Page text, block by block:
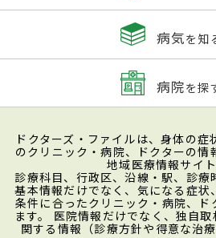
病気を知
病院を探
ドクターズ・ファイルは、身体の
のクリニック・病院、ドクターの情
地域医療情報サイト
診療科目、行政区、沿線・駅、診療
基本情報だけでなく、気になる症状
条件に合ったクリニック・病院、ド
ます。 医院情報だけでなく、独自
関する情報（診療方針や得意な治